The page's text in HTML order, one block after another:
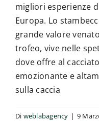
migliori esperienze
Europa. Lo
grande valore
trofeo, vive nelle
dove offre al
emozionante e
sulla caccia
Di weblabagency | 9